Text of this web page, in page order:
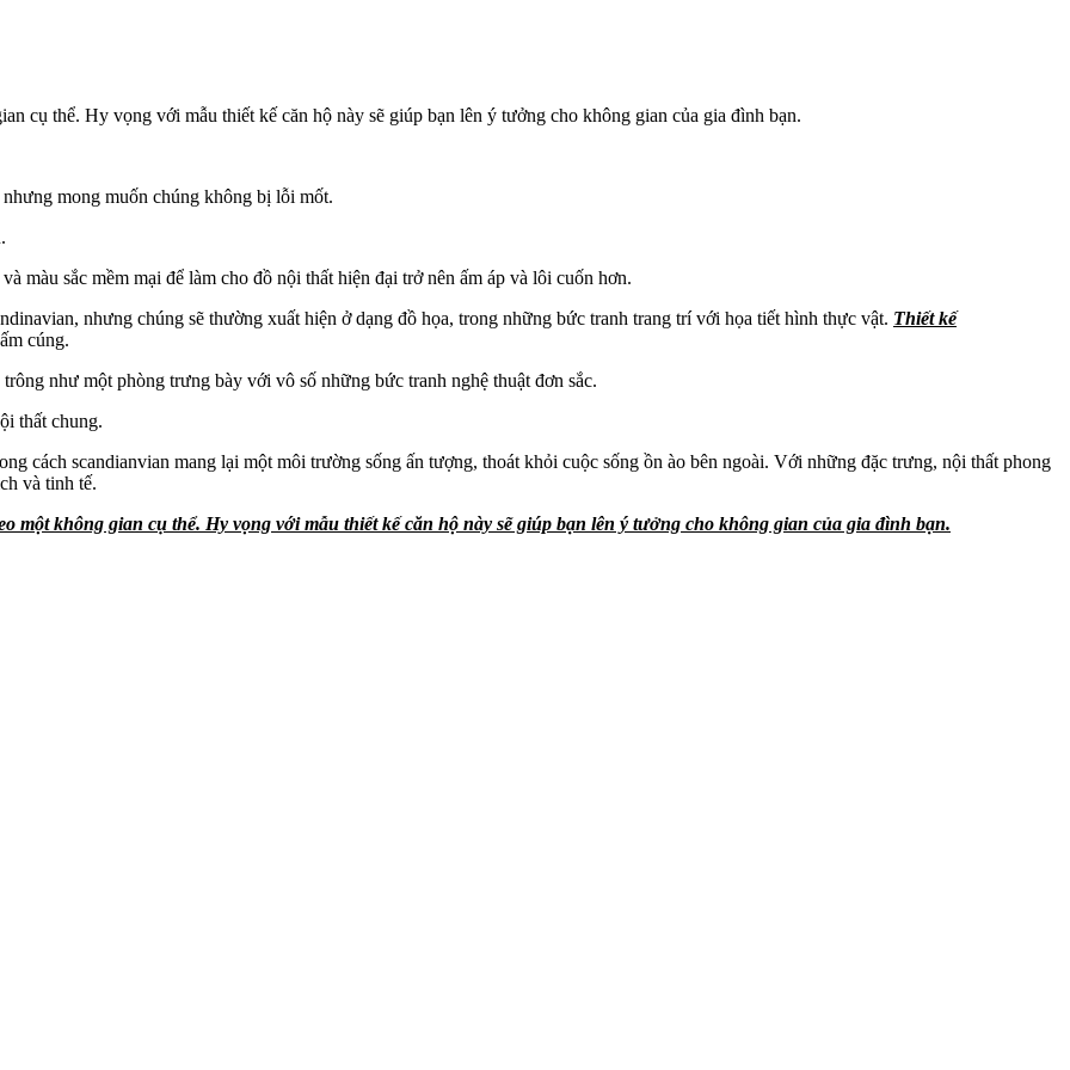
cụ thể. Hy vọng với mẫu thiết kế căn hộ này sẽ giúp bạn lên ý tưởng cho không gian của gia đình bạn.
mong muốn chúng không bị lỗi mốt.
màu sắc mềm mại để làm cho đồ nội thất hiện đại trở nên ấm áp và lôi cuốn hơn.
nhưng chúng sẽ thường xuất hiện ở dạng đồ họa, trong những bức tranh trang trí với họa tiết hình thực vật. Thiết kế
cúng.
như một phòng trưng bày với vô số những bức tranh nghệ thuật đơn sắc.
thất chung.
cách scandianvian mang lại một môi trường sống ấn tượng, thoát khỏi cuộc sống ồn ào bên ngoài. Với những đặc trưng, nội thất phong
và tinh tế.
không gian cụ thể. Hy vọng với mẫu thiết kế căn hộ này sẽ giúp bạn lên ý tưởng cho không gian của gia đình bạn.